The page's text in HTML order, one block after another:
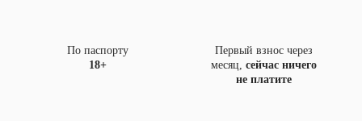
По паспорту
18+
Первый взнос через
месяц,сейчас ничего
не платите